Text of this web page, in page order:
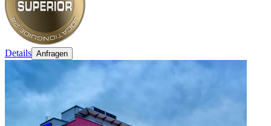
Details Anfragen